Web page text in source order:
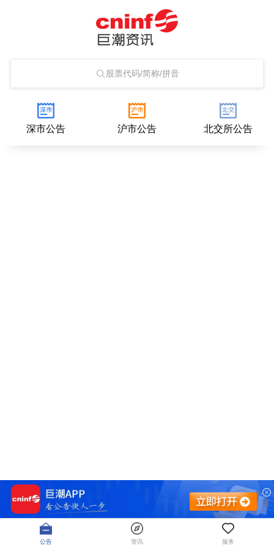
股票代码/简称/拼音
深市公告 沪市公告 北交所公告
公告 资讯 服务